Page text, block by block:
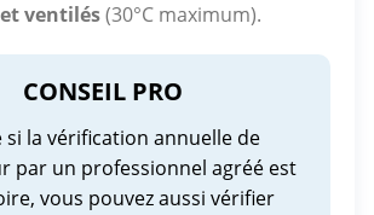
ventilés(30°C maximum).
CONSEIL PRO
si la vérification annuelle de
par un professionnel agréé est
vous pouvez aussi vérifier